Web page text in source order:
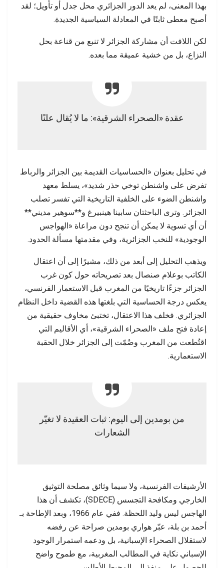
بهذا المعنى، لم يعد الدور الجزائري محل جدل أو تأويل؛ لقد
أصبح معطى ثابتًا في المعادلة السياسية الجديدة.
لكن اللافت أن مشاركة الجزائر لا تنبع من قناعة بحل
النزاع، بل من خشية عميقة مما بعده.
عقدة «الصحراء الشرقية»: ما لا يُقال علنًا
في تحليل بعنوان «الحساسيات القديمة بين الجزائر والرباط
تفرض على واشنطن توخي حذر شديد»، يسلط معهد
واشنطن الضوء على الخلفية التاريخية التي تفسر تصلب
الجزائر. وترى الباحثتان سابينا هينبيرغ و**سوهير مديني**
أن أي تسوية لا يمكن أن تنجح دون مراعاة «الهواجس
الوجودية» للنخب الجزائرية، وفي مقدمتها مسألة الحدود.
ويذهب التحليل إلى أبعد من ذلك، مشيرًا إلى أن اعتقال
الكاتب بوعلام صنصال بعد تصريحاته حول كون غرب
الجزائر جزءًا تاريخيًا من المغرب قبل الاستعمار الفرنسي،
يعكس درجة الحساسية التي بلغتها هذه القضية داخل النظام
الجزائري. فخلف هذا الاعتقال، تختبئ مخاوف حقيقية من
إعادة فتح ملف «الصحراء الشرقية»، أي الأقاليم التي
اقتُطعت من المغرب وضُمّت إلى الجزائر خلال الحقبة
الاستعمارية.
من بومدين إلى اليوم: ثبات العقيدة لا تغيّر
الشعارات
الأرشيفات الفرنسية، ولا سيما وثائق مصلحة التوثيق
الخارجي ومكافحة التجسس (SDECE)، تكشف أن هذا
الهاجس ليس وليد اللحظة. ففي عام 1966، وبعد الإطاحة بـ
أحمد بن بلة، عبّر هواري بومدين صراحة عن رفضه
لاستقلال الصحراء الإسبانية، بل ودعمه استمرار الوجود
الإسباني نكاية في المطالب المغربية، مع طموح واضح